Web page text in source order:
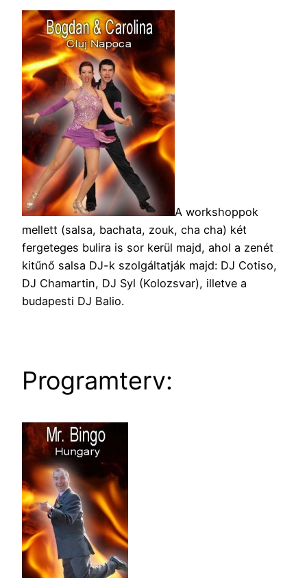
A workshoppok
mellett (salsa, bachata, zouk, cha cha) két
fergeteges bulira is sor kerül majd, ahol a zenét
kitűnő salsa DJ-k szolgáltatják majd: DJ Cotiso,
DJ Chamartin, DJ Syl (Kolozsvar), illetve a
budapesti DJ Balio.
Programterv: